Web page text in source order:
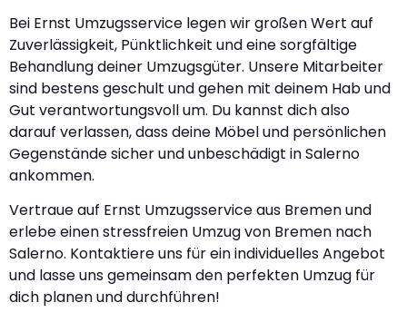
Bei Ernst Umzugsservice legen wir großen Wert auf
Zuverlässigkeit, Pünktlichkeit und eine sorgfältige
Behandlung deiner Umzugsgüter. Unsere Mitarbeiter
sind bestens geschult und gehen mit deinem Hab und
Gut verantwortungsvoll um. Du kannst dich also
darauf verlassen, dass deine Möbel und persönlichen
Gegenstände sicher und unbeschädigt in Salerno
ankommen.
Vertraue auf Ernst Umzugsservice aus Bremen und
erlebe einen stressfreien Umzug von Bremen nach
Salerno. Kontaktiere uns für ein individuelles Angebot
und lasse uns gemeinsam den perfekten Umzug für
dich planen und durchführen!